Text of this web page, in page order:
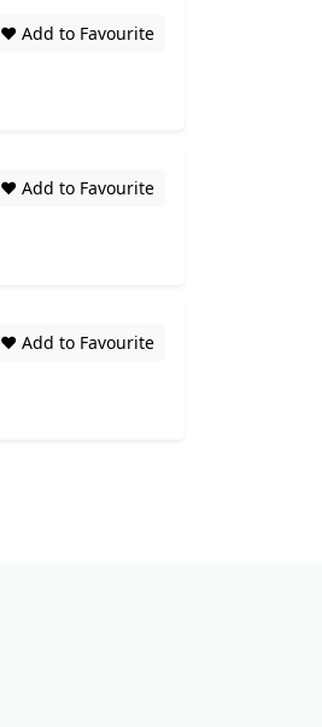
❤️ Add to Favourite
❤️ Add to Favourite
❤️ Add to Favourite